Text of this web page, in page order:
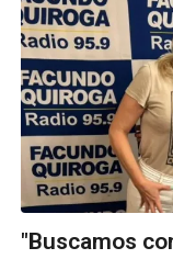
"Buscamos